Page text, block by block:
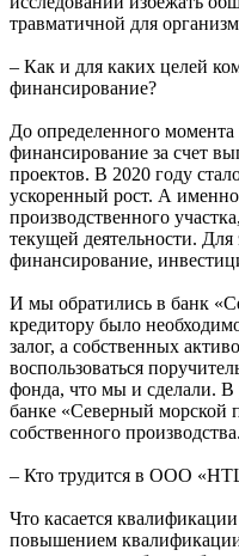
травматичной для
– Как и для каких целей
финансирование?
До определенного
финансирование за счет
проектов. В 2020 году
ускоренный рост. А
производственного
текущей деятельности. Для
финансирование,
И мы обратились в банк
кредитору было
залог, а собственных
воспользоваться
фонда, что мы и сделали. В
банке «Северный морской
собственного производства.
– Кто трудится в ООО
Что касается
повышением